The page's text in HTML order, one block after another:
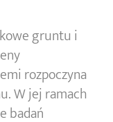
gruntu i
rozpoczyna
W jej ramach
badań